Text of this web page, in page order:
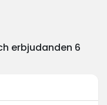
erbjudanden 6